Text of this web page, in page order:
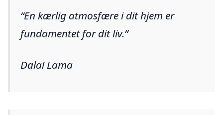
En kærlig atmosfære i dit hjem er
fundamentet for dit liv.
Dalai Lama